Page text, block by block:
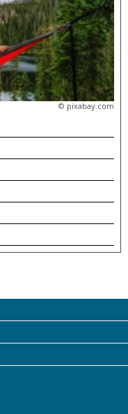
© pixabay.com